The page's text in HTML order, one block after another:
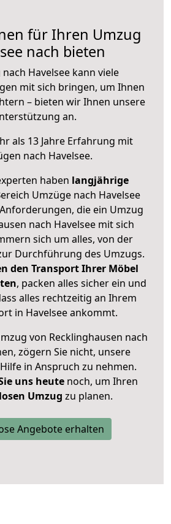
für Ihren Umzug
nach bieten
nach Havelsee kann viele
mit sich bringen, um Ihnen
– bieten wir Ihnen unsere
an.
als 13 Jahre Erfahrung mit
nach Havelsee.
haben langjährige
Umzüge nach Havelsee
die ein Umzug
nach Havelsee mit sich
sich um alles, von der
Durchführung des Umzugs.
den Transport Ihrer Möbel
, packen alles sicher ein und
alles rechtzeitig an Ihrem
in Havelsee ankommt.
von Recklinghausen nach
zögern Sie nicht, unsere
in Anspruch zu nehmen.
uns heutenoch, um Ihren
Umzug zu planen.
Angebote erhalten